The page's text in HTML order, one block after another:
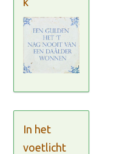
In het
voetlicht